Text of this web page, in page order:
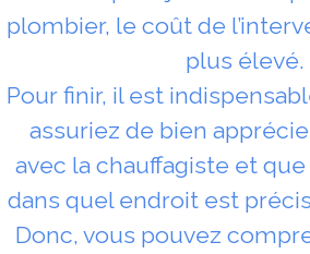
plombier, le coût de
plus élevé.
Pour finir, il est
assuriez de bien
avec la chauffagiste et
dans quel endroit est
Donc, vous pouvez